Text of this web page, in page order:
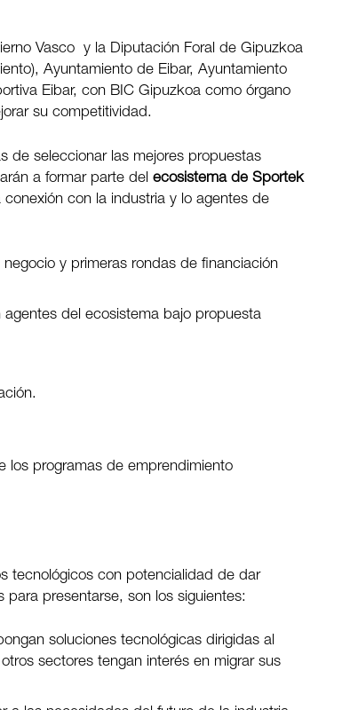
Vasco y la Diputación Foral de Gipuzkoa
Ayuntamiento de Eibar, Ayuntamiento
Eibar, con BIC Gipuzkoa como órgano
su competitividad.
de seleccionar las mejores propuestas
a formar parte delecosistema de Sportek
con la industria y lo agentes de
y primeras rondas de financiación
del ecosistema bajo propuesta
los programas de emprendimiento
tecnológicos con potencialidad de dar
presentarse, son los siguientes:
soluciones tecnológicas dirigidas al
sectores tengan interés en migrar sus